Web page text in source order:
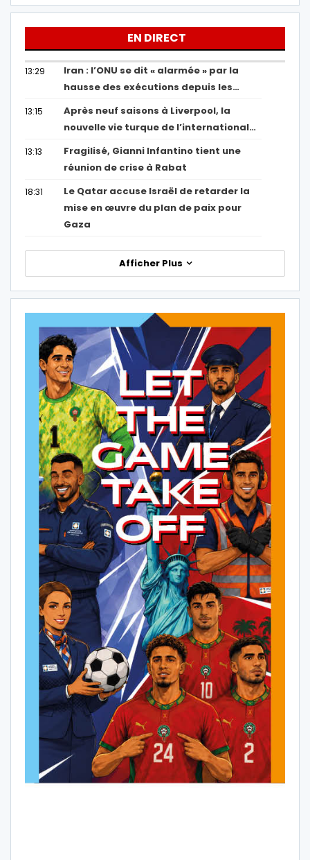
EN DIRECT
13:29
Iran : l’ONU se dit « alarmée » par la
hausse des exécutions depuis les…
13:15
Après neuf saisons à Liverpool, la
nouvelle vie turque de l’international…
13:13
Fragilisé, Gianni Infantino tient une
réunion de crise à Rabat
18:31
Le Qatar accuse Israël de retarder la
mise en œuvre du plan de paix pour
Gaza
Afficher Plus